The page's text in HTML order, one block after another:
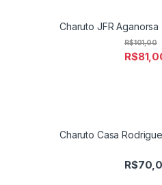
Charuto JFR Aganorsa
R$
R$101,00
Charuto Casa
R$